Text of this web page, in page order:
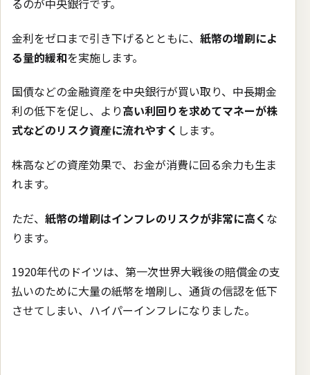
るのが中央銀行です。
金利をゼロまで引き下げるとともに、 紙幣の増刷によ
る量的緩和を実施します。
国債などの金融資産を中央銀行が買い取り、中長期金
利の低下を促し、より高い利回りを求めてマネーが株
式などのリスク資産に流れやすく します。
株高などの資産効果で、お金が消費に回る余力も生ま
れます。
ただ、 紙幣の増刷はインフレのリスクが非常に高く な
ります。
1920年代のドイツは、第一次世界大戦後の賠償金の支
払いのために大量の紙幣を増刷し、通貨の信認を低下
させてしまい、ハイパーインフレになりました。